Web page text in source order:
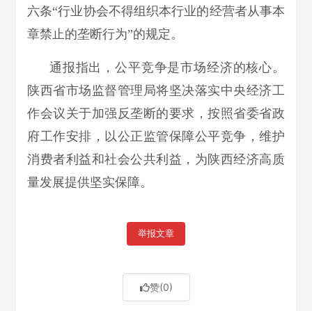
六条“行业协会不得组织本行业的经营者从事本
章禁止的垄断行为”的规定。
通报指出，公平竞争是市场经济的核心。
陕西省市场监督管理局将坚决落实中央经济工
作会议关于加强反垄断的要求，按照省委省政
府工作安排，以公正监管保障公平竞争，维护
消费者利益和社会公共利益，为陕西经济高质
量发展提供坚实保障。
举报文章
赞(0)